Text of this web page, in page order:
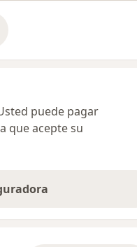
puede pagar
que acepte su